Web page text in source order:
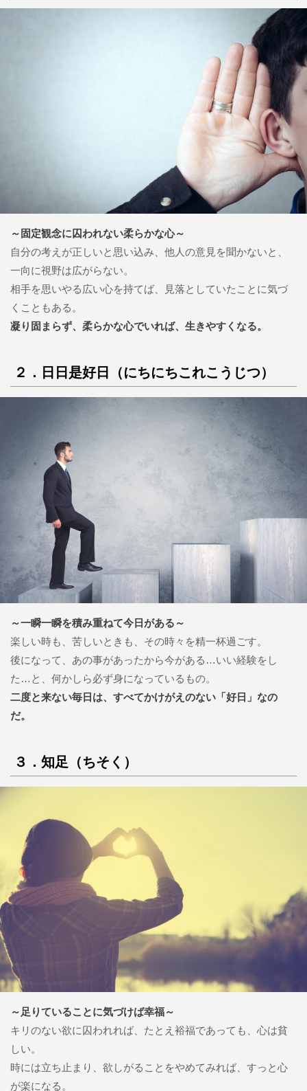
～固定観念に囚われない柔らかな心～
自分の考えが正しいと思い込み、他人の意見を聞かないと、
一向に視野は広がらない。
相手を思いやる広い心を持てば、見落としていたことに気づ
くこともある。
凝り固まらず、柔らかな心でいれば、生きやすくなる。
２．日日是好日（にちにちこれこうじつ）
～一瞬一瞬を積み重ねて今日がある～
楽しい時も、苦しいときも、その時々を精一杯過ごす。
後になって、あの事があったから今がある…いい経験をし
た…と、何かしら必ず身になっているもの。
二度と来ない毎日は、すべてかけがえのない「好日」なの
だ。
３．知足（ちそく）
～足りていることに気づけば幸福～
キリのない欲に囚われれば、たとえ裕福であっても、心は貧
しい。
時には立ち止まり、欲しがることをやめてみれば、すっと心
が楽になる。